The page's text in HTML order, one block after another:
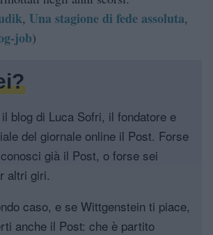
, Una stagione di fede assoluta,
job)
blog di Luca Sofri, il fondatore e
del giornale online il Post. Forse
già il Post, o forse sei
altri giri.
caso, e se Wittgenstein ti piace,
anche il Post: che è partito